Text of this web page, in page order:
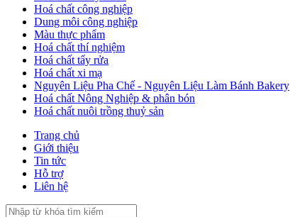
Hoá chất công nghiệp
Dung môi công nghiệp
Màu thực phẩm
Hoá chất thí nghiệm
Hoá chất tẩy rửa
Hoá chất xi mạ
Nguyên Liệu Pha Chế - Nguyên Liệu Làm Bánh Bakery
Hoá chất Nông Nghiệp & phân bón
Hoá chất nuôi trồng thuỷ sản
Trang chủ
Giới thiệu
Tin tức
Hỗ trợ
Liên hệ